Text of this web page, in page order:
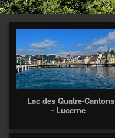
Lac des Quatre-Cantons
- Lucerne